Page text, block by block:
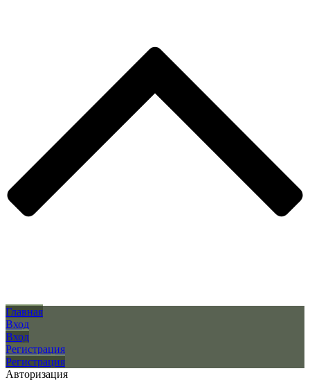
Главная
Вход
Вход
Регистрация
Регистрация
Авторизация